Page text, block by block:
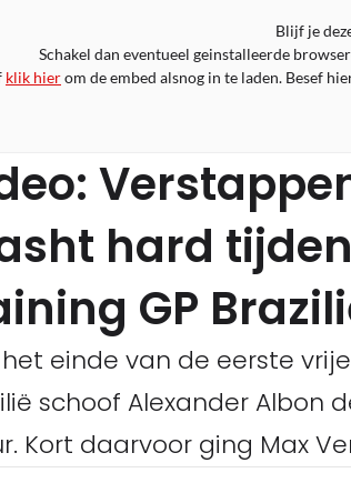
Blijf je
Schakel dan eventueel geinstalleerde
klik hierom de embed alsnog in te laden. Besef
hard
GP
einde van de eerste
schoof Alexander Albon
Kort daarvoor ging Max